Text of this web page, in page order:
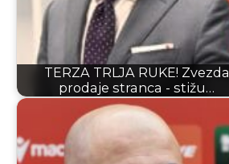
TERZA TRLJA RUKE! Zvezda
prodaje stranca - stižu…